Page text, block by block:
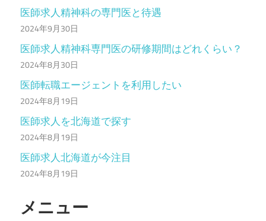
医師求人精神科の専門医と待遇
2024年9月30日
医師求人精神科専門医の研修期間はどれくらい？
2024年8月30日
医師転職エージェントを利用したい
2024年8月19日
医師求人を北海道で探す
2024年8月19日
医師求人北海道が今注目
2024年8月19日
メニュー